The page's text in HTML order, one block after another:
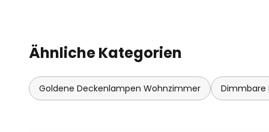
Ähnliche Kategorien
Goldene Deckenlampen Wohnzimmer Dimmbare